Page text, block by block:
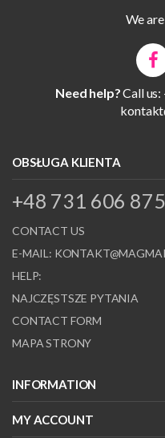
We
Need help?Call
OBSŁUGA KLIENTA
+48 731 606 875
CONTACT US
E-MAIL:
HELP:
NAJCZĘSTSZE PYTANIA
CONTACT FORM
MAPA STRONY
INFORMATION
MY ACCOUNT